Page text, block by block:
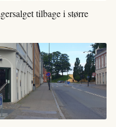
tilbage i større